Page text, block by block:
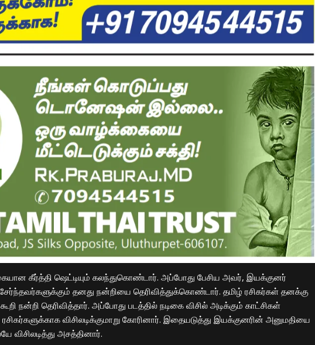
கீர்த்தி ஷெட்டியும் கலந்துகொண்டார். அப்போது பேசிய அவர், இயக்குனர்
சேர்ந்தவர்களுக்கும் தனது நன்றியை தெரிவித்துக்கொண்டார். தமிழ் ரசிகர்கள் தனக்கு
நன்றி தெரிவித்தார். அப்போது படத்தில் நடிகை விசில் அடிக்கும் காட்சிகள்
விசிலடிக்குமாறு கோரினார். இதையடுத்து இயக்குனரின் அனுமதியை
விசிலடித்து அசத்தினார்.